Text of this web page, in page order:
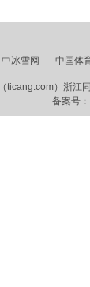
中冰雪网 中国体
ticang.com）浙江
备案号：